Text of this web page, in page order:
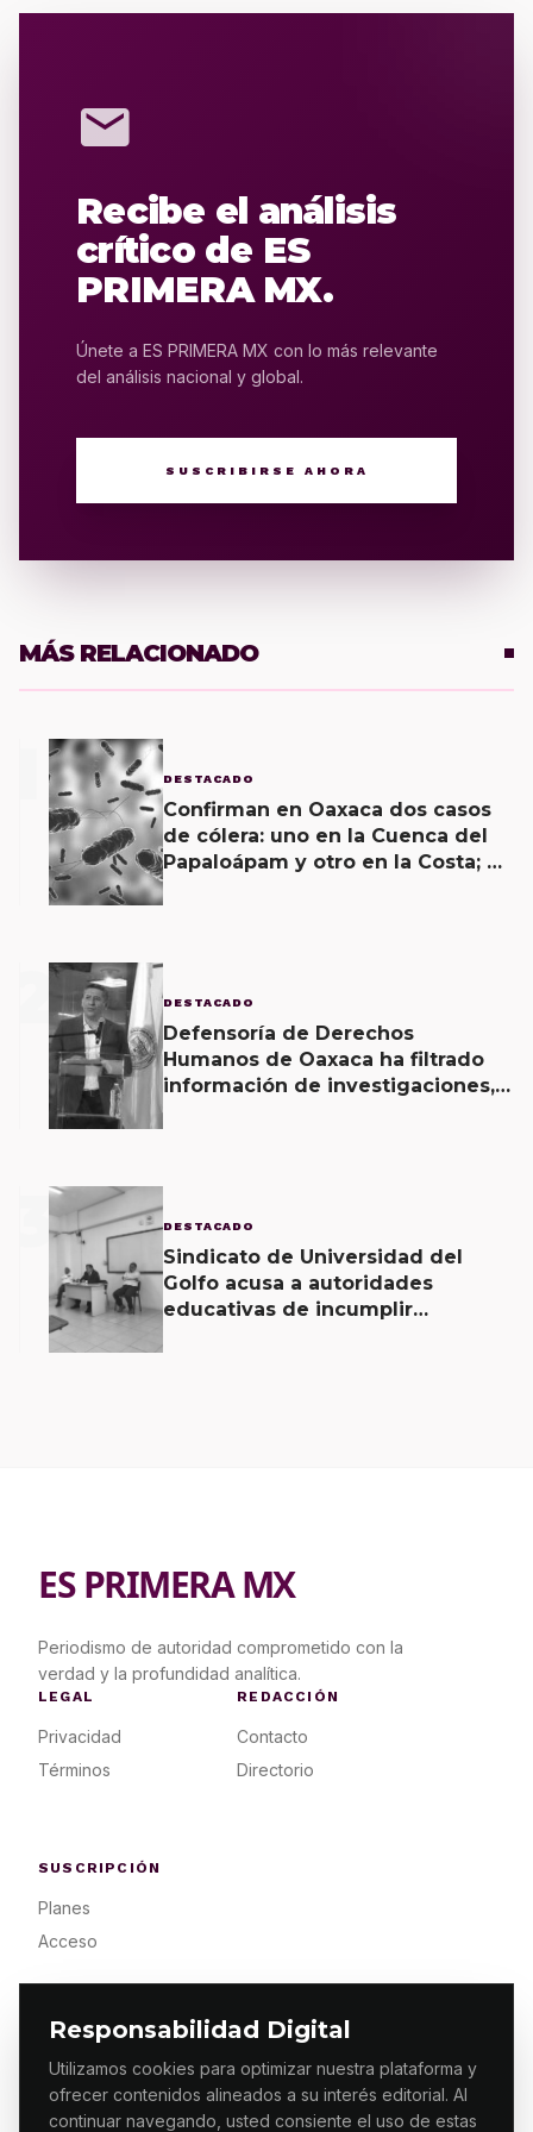
Responsabilidad Digital
Utilizamos cookies para optimizar nuestra plataforma y
ofrecer contenidos alineados a su interés editorial. Al
continuar navegando, usted consiente el uso de estas
mail
Recibe el análisis
crítico de ES
PRIMERA MX.
Únete a ES PRIMERA MX con lo más relevante
del análisis nacional y global.
SUSCRIBIRSE AHORA
MÁS RELACIONADO
DESTACADO
Confirman en Oaxaca dos casos
de cólera: uno en la Cuenca del
Papaloápam y otro en la Costa; el
2 DESTACADO
Defensoría de Derechos
Humanos de Oaxaca ha filtrado
información de investigaciones,
3 DESTACADO
Sindicato de Universidad del
Golfo acusa a autoridades
educativas de incumplir
ES PRIMERA MX
Periodismo de autoridad comprometido con la
verdad y la profundidad analítica.
LEGAL
Privacidad
Términos
REDACCIÓN
Contacto
Directorio
SUSCRIPCIÓN
Planes
Acceso
© 2026 ES PRIMERA MX. ALGUNOS DERECHOS
RESERVADOS / DESIGNMAKING.MX